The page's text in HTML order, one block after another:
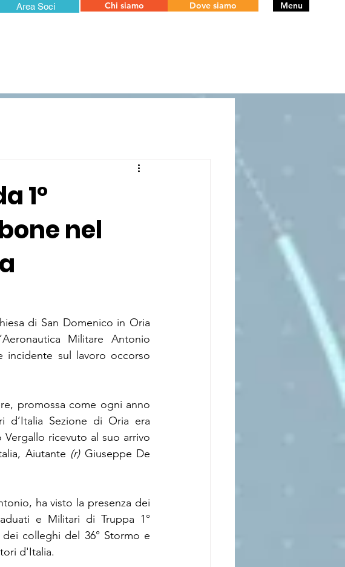
Area Soci Chi siamo Dove siamo Menu
1°
nel
Militare Antonio
incidente sul lavoro occorso
promossa come ogni anno
d’Italia Sezione di Oria era
ricevuto al suo arrivo
Aiutante (r) Giuseppe De
ha visto la presenza dei
e Militari di Truppa 1°
colleghi del 36° Stormo e
d'Italia.